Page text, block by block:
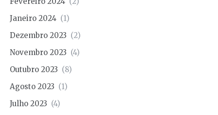
Janeiro 2024 (1)
Dezembro 2023 (2)
Novembro 2023 (4)
Outubro 2023 (8)
Agosto 2023 (1)
Julho 2023 (4)